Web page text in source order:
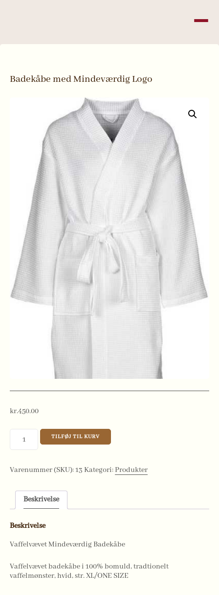
Badekåbe med Mindeværdig Logo
kr.450.00
Badekåbe
Mindeværdig
TILFØJ TIL KURV
Varenummer (SKU):13 Kategori:Produkter
Beskrivelse
Beskrivelse
Vaffelvævet Mindeværdig Badekåbe
Vaffelvævet badekåbe i 100% bomuld, tradtionelt
vaffelmønster, hvid, str. XL/ONE SIZE